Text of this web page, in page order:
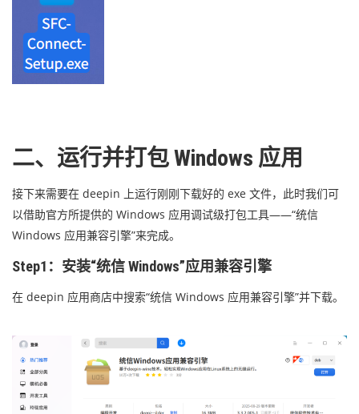
二、运行并打包 Windows 应用
接下来需要在 deepin 上运行刚刚下载好的 exe 文件，此时我们可
以借助官方所提供的 Windows 应用调试级打包工具——“统信
Windows 应用兼容引擎”来完成。
Step1：安装“统信 Windows”应用兼容引擎
在 deepin 应用商店中搜索“统信 Windows 应用兼容引擎”并下载。